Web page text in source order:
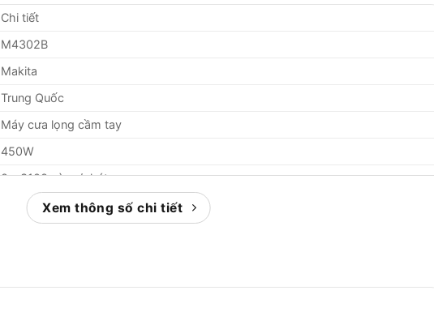
Chi tiết
M4302B
Makita
Trung Quốc
Máy cưa lọng cầm tay
450W
0 – 3100 vòng/phút
– Gỗ: 65mm
– Thép: 6mm
214 x 75 x 202 mm
Xem thông số chi tiết